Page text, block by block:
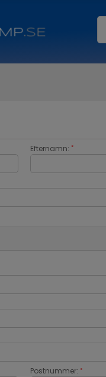
Efternamn: *
Postnummer: *